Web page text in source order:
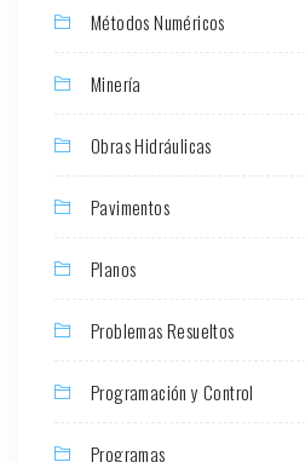
Métodos Numéricos
Minería
Obras Hidráulicas
Pavimentos
Planos
Problemas Resueltos
Programación y Control
Programas